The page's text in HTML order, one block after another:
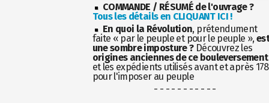
COMMANDE / RÉSUMÉ de l'ouvrage ?
Tous les détails en CLIQUANT ICI !
En quoi la Révolution, prétendument
faite « par le peuple et pour le peuple »,
une sombre imposture ?Découvrez les
origines anciennes de ce bouleversement
et les expédients utilisés avant et après
pour l'imposer au peuple
- - - - - - - - - - -